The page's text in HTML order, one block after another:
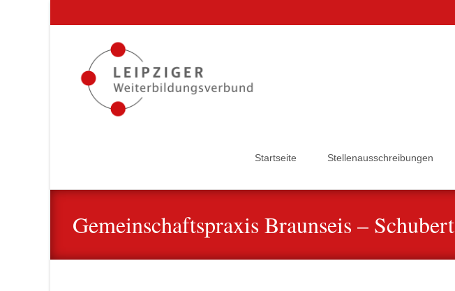
Startseite Stellenausschreibungen
Gemeinschaftspraxis Braunseis – Schubert